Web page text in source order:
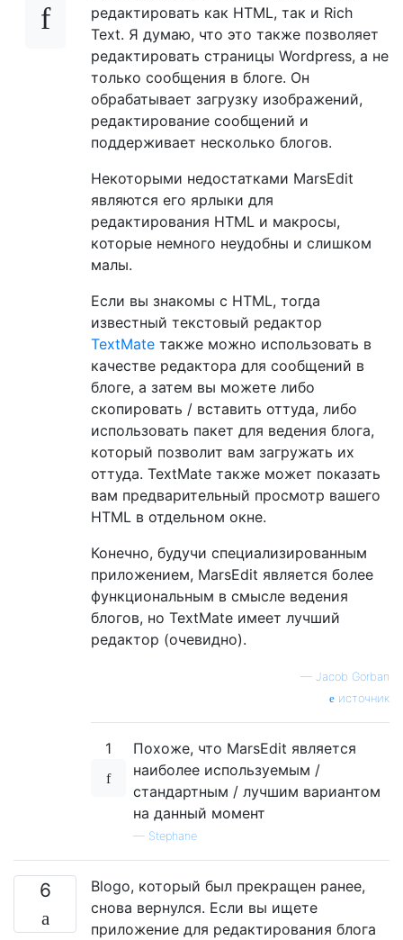
редактировать как HTML, так и Rich
Text. Я думаю, что это также позволяет
редактировать страницы Wordpress, а не
только сообщения в блоге. Он
обрабатывает загрузку изображений,
редактирование сообщений и
поддерживает несколько блогов.
Некоторыми недостатками MarsEdit
являются его ярлыки для
редактирования HTML и макросы,
которые немного неудобны и слишком
малы.
Если вы знакомы с HTML, тогда
известный текстовый редактор
TextMate также можно использовать в
качестве редактора для сообщений в
блоге, а затем вы можете либо
скопировать / вставить оттуда, либо
использовать пакет для ведения блога,
который позволит вам загружать их
оттуда. TextMate также может показать
вам предварительный просмотр вашего
HTML в отдельном окне.
Конечно, будучи специализированным
приложением, MarsEdit является более
функциональным в смысле ведения
блогов, но TextMate имеет лучший
редактор (очевидно).
— Jacob Gorban
источник
1
Похоже, что MarsEdit является
наиболее используемым /
стандартным / лучшим вариантом
на данный момент
— Stephane
6
Blogo, который был прекращен ранее,
снова вернулся. Если вы ищете
приложение для редактирования блога